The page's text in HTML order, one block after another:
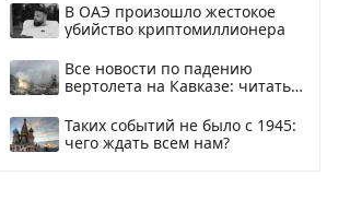
В ОАЭ произошло жестокое
убийство криптомиллионера
Все новости по падению
вертолета на Кавказе: читать
Таких событий не было с 1945:
чего ждать всем нам?